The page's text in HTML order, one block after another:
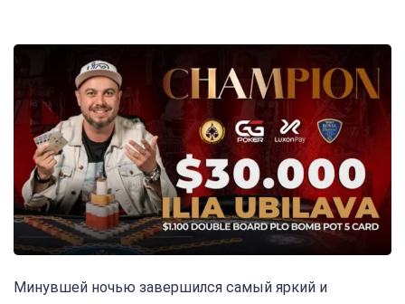
Минувшей ночью завершился самый яркий и